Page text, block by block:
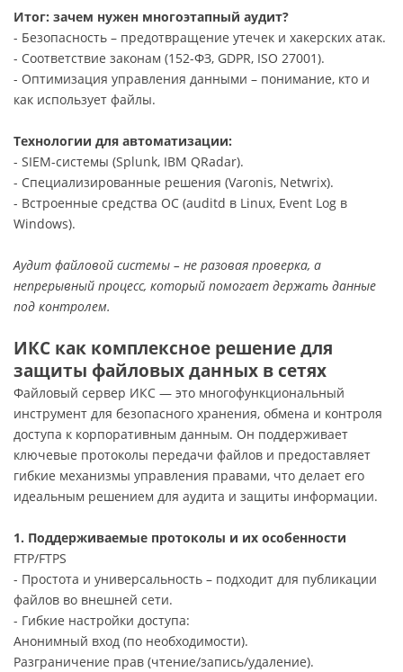
Итог: зачем нужен многоэтапный аудит?
- Безопасность – предотвращение утечек и хакерских атак.
- Соответствие законам (152-ФЗ, GDPR, ISO 27001).
- Оптимизация управления данными – понимание, кто и
как использует файлы.
Технологии для автоматизации:
- SIEM-системы (Splunk, IBM QRadar).
- Специализированные решения (Varonis, Netwrix).
- Встроенные средства ОС (auditd в Linux, Event Log в
Windows).
Аудит файловой системы – не разовая проверка, а
непрерывный процесс, который помогает держать данные
под контролем.
ИКС как комплексное решение для
защиты файловых данных в сетях
Файловый сервер ИКС — это многофункциональный
инструмент для безопасного хранения, обмена и контроля
доступа к корпоративным данным. Он поддерживает
ключевые протоколы передачи файлов и предоставляет
гибкие механизмы управления правами, что делает его
идеальным решением для аудита и защиты информации.
1. Поддерживаемые протоколы и их особенности
FTP/FTPS
- Простота и универсальность – подходит для публикации
файлов во внешней сети.
- Гибкие настройки доступа:
Анонимный вход (по необходимости).
Разграничение прав (чтение/запись/удаление).